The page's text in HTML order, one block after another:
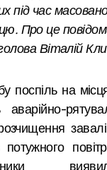
під час
Про це
Віталій
поспіль на
аварійно-
потужного